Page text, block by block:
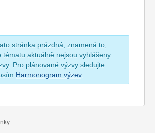
stránka prázdná, znamená to,
tématu aktuálně nejsou vyhlášeny
Pro plánované výzvy sledujte
Harmonogram výzev.